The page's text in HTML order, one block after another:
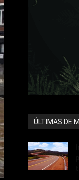
ÚLTIMAS DE